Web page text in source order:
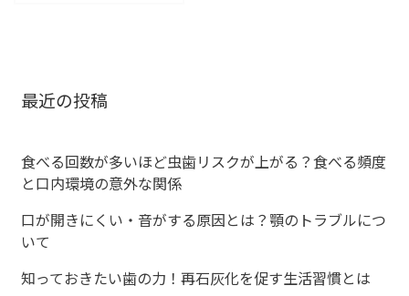
ビ
ー
シ
最近の投稿
食べる回数が多いほど虫歯リスクが上がる？食べる頻度
と口内環境の意外な関係
口が開きにくい・音がする原因とは？顎のトラブルにつ
いて
知っておきたい歯の力！再石灰化を促す生活習慣とは